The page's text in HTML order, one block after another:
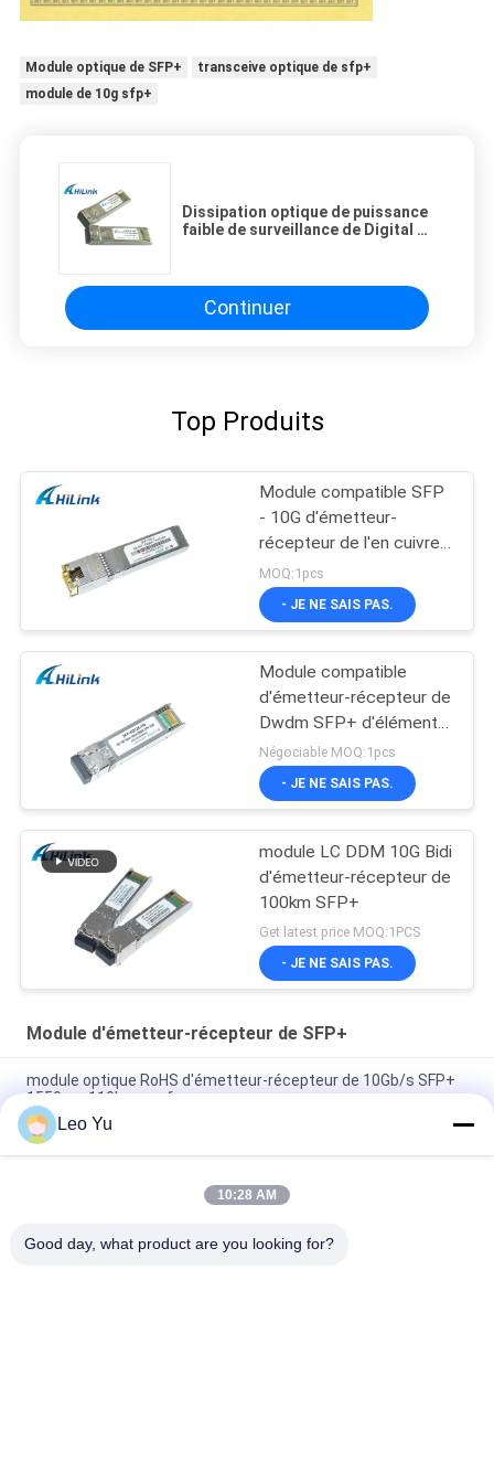
Module optique de SFP+
transceive optique de sfp+
module de 10g sfp+
Dissipation optique de puissance
faible de surveillance de Digital de
Continuer
Top Produits
Module compatible SFP
- 10G d'émetteur-
récepteur de l'en cuivre
SFP+ de Cisco -
connecteur de T RJ45
MOQ:1pcs
- JE NE SAIS PAS.
Module compatible
d'émetteur-récepteur de
Dwdm SFP+ d'élément
moteur 26db de Cisco
SFP 10G 100KM
Négociable MOQ:1pcs
- JE NE SAIS PAS.
module LC DDM 10G Bidi
d'émetteur-récepteur de
100km SFP+
Get latest price MOQ:1PCS
- JE NE SAIS PAS.
Module d'émetteur-récepteur de SFP+
module optique RoHS d'émetteur-récepteur de 10Gb/s SFP+
1550nm 110km conforme
Émetteur-récepteur BIDI 25 Gbps 40KM 1270/1310nm 40KM
APD LC DOM, émetteurs-récepteurs à fibre optique Ethernet
Leo Yu
10:28 AM
Good day, what product are you looking for?